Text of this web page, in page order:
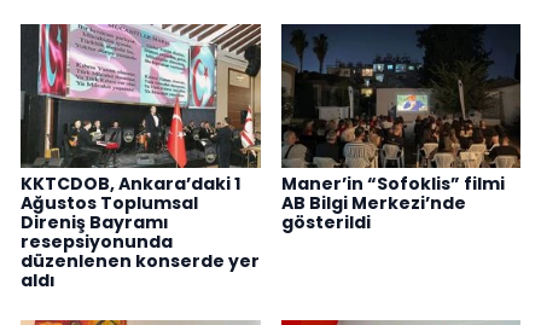
KKTCDOB, Ankara’daki 1
Ağustos Toplumsal
Direniş Bayramı
resepsiyonunda
düzenlenen konserde yer
aldı
Maner’in “Sofoklis” filmi
AB Bilgi Merkezi’nde
gösterildi